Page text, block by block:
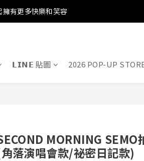
有更多快樂和笑容
𝗟𝗜𝗡𝗘 貼圖 2026 POP-UP
MORNING SEMO
落演唱會款/祕密日記款)